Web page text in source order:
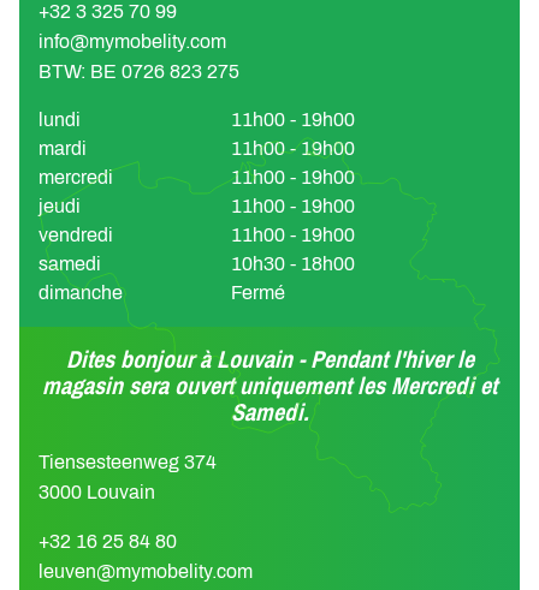
+32 3 325 70 99
info@mymobelity.com
BTW: BE 0726 823 275
lundi
11h00 - 19h00
mardi
11h00 - 19h00
mercredi
11h00 - 19h00
jeudi
11h00 - 19h00
vendredi
11h00 - 19h00
samedi
10h30 - 18h00
dimanche
Fermé
Dites bonjour à Louvain - Pendant l'hiver le
magasin sera ouvert uniquement les Mercredi et
Samedi.
Tiensesteenweg 374
3000 Louvain
+32 16 25 84 80
leuven@mymobelity.com